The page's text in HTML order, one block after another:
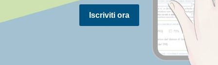
APPROFONDIMENTI FINANZIARI
Iscriviti ora